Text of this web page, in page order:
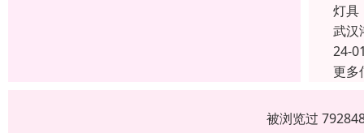
灯具
武汉
24-
更多
被浏览过